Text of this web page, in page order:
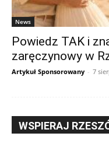
News
Powiedz TAK i
zaręczynowy w
Artykuł Sponsorowany - 7
WSPIERAJ